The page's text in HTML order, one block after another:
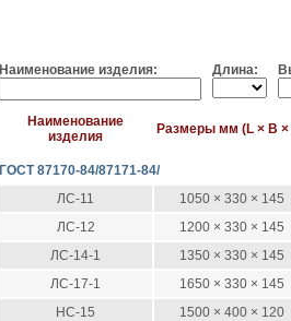
Наименование изделия: Длина:
Наименование
изделия
Размеры мм (L × B ×
ГОСТ 87170-84/87171-84/
ЛС-11
1050 × 330 × 145
ЛС-12
1200 × 330 × 145
ЛС-14-1
1350 × 330 × 145
ЛС-17-1
1650 × 330 × 145
НС-15
1500 × 400 × 120